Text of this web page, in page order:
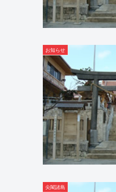
お知らせ
尖閣諸島